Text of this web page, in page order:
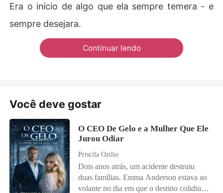
Era o início de algo que ela sempre temera - e
sempre desejara.
Continuar lendo
Você deve gostar
O CEO De Gelo e a Mulher Que Ele
Jurou Odiar
Priscila Ozilio
Dois anos atrás, um acidente destruiu
duas famílias. Emma Anderson estava ao
volante no dia em que o destino colidiu